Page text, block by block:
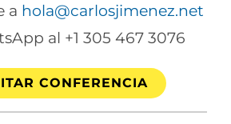
a hola@carlosjimenez.net
al +1 305 467 3076
CONFERENCIA